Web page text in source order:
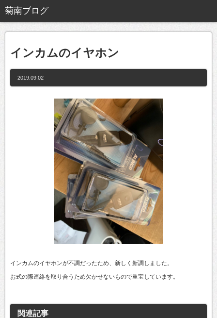
インカムのイヤホン
2019.09.02
インカムのイヤホンが不調だったため、新しく新調しました。
お式の際連絡を取り合うため欠かせないもので重宝しています。
関連記事